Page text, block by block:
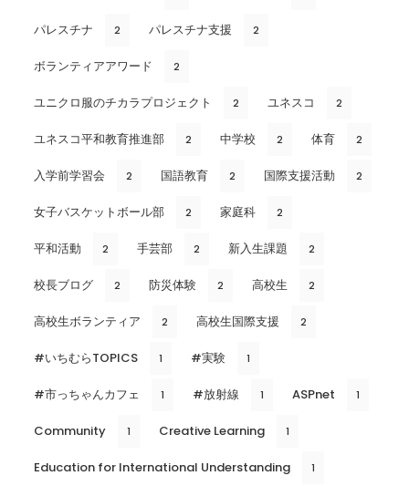
パレスチナ 2 パレスチナ支援 2
ボランティアアワード 2
ユニクロ服のチカラプロジェクト 2 ユネスコ 2
ユネスコ平和教育推進部 2 中学校 2 体育 2
入学前学習会 2 国語教育 2 国際支援活動 2
女子バスケットボール部 2 家庭科 2
平和活動 2 手芸部 2 新入生課題 2
校長ブログ 2 防災体験 2 高校生 2
高校生ボランティア 2 高校生国際支援 2
#いちむらTOPICS 1 #実験 1
#市っちゃんカフェ 1 #放射線 1 ASPnet 1
Community 1 Creative Learning 1
Education for International Understanding 1